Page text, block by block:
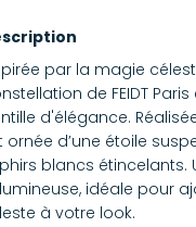
par la magie
de FEIDT
d'élégance.
ornée d’une étoile
blancs étincelants.
idéale pour
à votre look.